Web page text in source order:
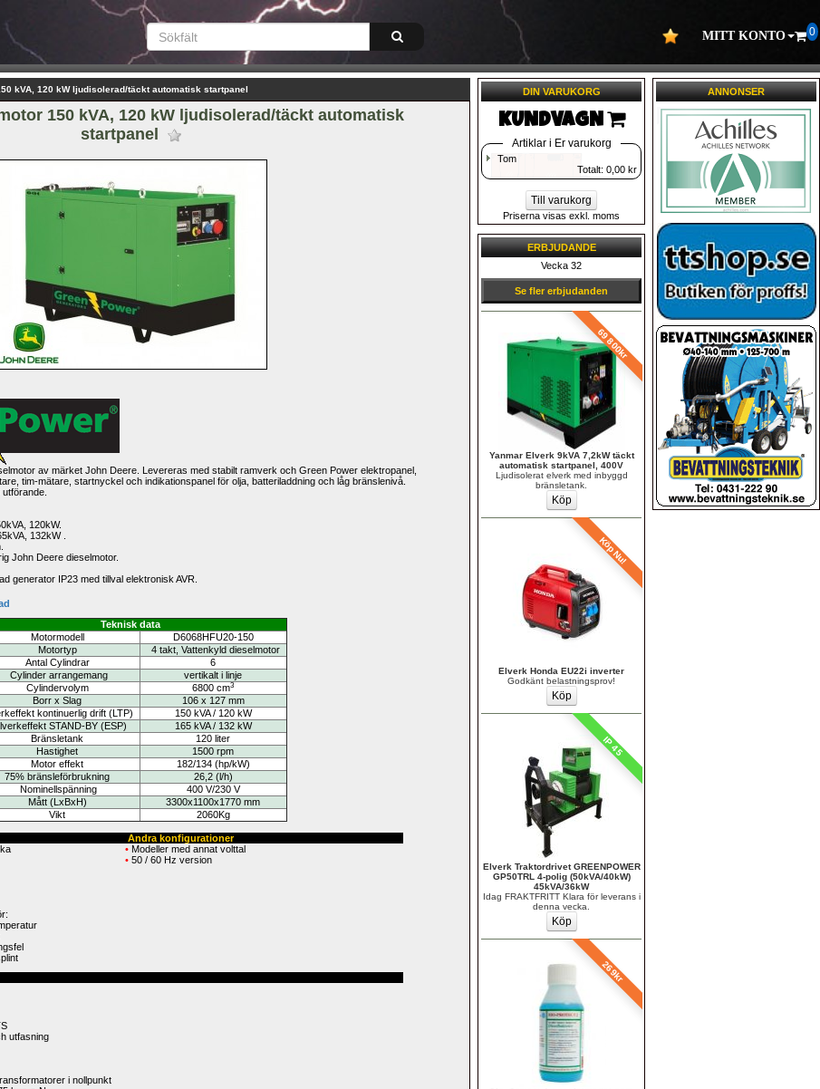
MITT KONTO 0
ANNONSER
DIN VARUKORG
KUNDVAGN
Artiklar i Er varukorg
Tom
Totalt: 0,00 kr
Till varukorg
Priserna visas exkl. moms
ERBJUDANDE
Vecka 32
Se fler erbjudanden
69 800kr
Yanmar Elverk 9kVA 7,2kW täckt
automatisk startpanel, 400V
Ljudisolerat elverk med inbyggd
bränsletank.
Köp Nu!
Elverk Honda EU22i inverter
Godkänt belastningsprov!
IP 45
Elverk Traktordrivet GREENPOWER
GP50TRL 4-polig (50kVA/40kW)
45kVA/36kW
Idag FRAKTFRITT Klara för leverans i
denna vecka.
269kr
kVA, 120 kW ljudisolerad/täckt automatisk startpanel
150 kVA, 120 kW ljudisolerad/täckt automatisk
startpanel
av märket John Deere . Levereras med stabilt ramverk och Green Power elektropanel,
tim-mätare, startnyckel och indikationspanel för olja, batteriladdning och låg bränslenivå.
120kW.
132kW .
John Deere dieselmotor.
generator IP23 med tillval elektronisk AVR.
Teknisk data
Motormodell
D6068HFU20-150
Motortyp
4 takt, Vattenkyld dieselmotor
Antal Cylindrar
6
Cylinder arrangemang
vertikalt i linje
Cylindervolym
6800 cm3
Borr x Slag
106 x 127 mm
kontinuerlig drift (LTP)
150 kVA / 120 kW
STAND-BY (ESP)
165 kVA / 132 kW
Bränsletank
120 liter
Hastighet
1500 rpm
Motor effekt
182/134 (hp/kW)
75% bränsleförbrukning
26,2 (l/h)
Nominellspänning
400 V/230 V
Mått(LxBxH)
3300x1100x1770 mm
Vikt
2060Kg
Andra konfigurationer
• Modeller med annat volttal
• 50 / 60 Hz version
utfasning
i nollpunkt